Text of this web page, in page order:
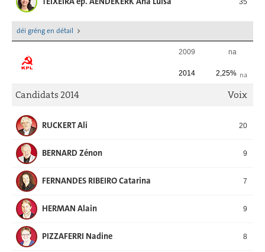
35
déi gréng en détail
2009 na
na
2014 2,25%
Candidats 2014 Voix
RUCKERT Ali 20
BERNARD Zénon 9
FERNANDES RIBEIRO Catarina 7
HERMAN Alain 9
PIZZAFERRI Nadine 8